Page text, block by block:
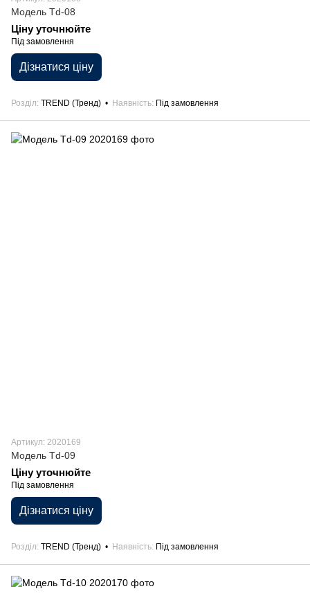
Модель Td-08
Ціну уточнюйте
Під замовлення
Дізнатися ціну
Розділ TREND (Тренд) Наявність Під замовлення
Артикул: 2020169
Модель Td-09
Ціну уточнюйте
Під замовлення
Дізнатися ціну
Розділ TREND (Тренд) Наявність Під замовлення